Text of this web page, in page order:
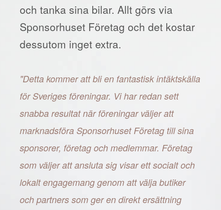
och tanka sina bilar. Allt görs via
Sponsorhuset Företag och det kostar
dessutom inget extra.
"Detta kommer att bli en fantastisk intäktskälla
för Sveriges föreningar. Vi har redan sett
snabba resultat när föreningar väljer att
marknadsföra Sponsorhuset Företag till sina
sponsorer, företag och medlemmar. Företag
som väljer att ansluta sig visar ett socialt och
lokalt engagemang genom att välja butiker
och partners som ger en direkt ersättning